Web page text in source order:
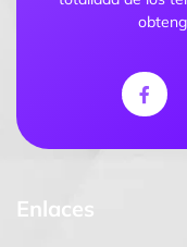
Enlaces